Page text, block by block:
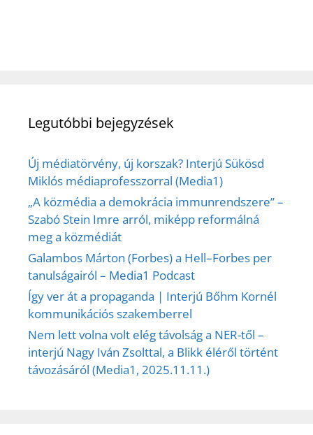
Legutóbbi bejegyzések
Új médiatörvény, új korszak? Interjú Sükösd
Miklós médiaprofesszorral (Media1)
„A közmédia a demokrácia immunrendszere” –
Szabó Stein Imre arról, miképp reformálná
meg a közmédiát
Galambos Márton (Forbes) a Hell–Forbes per
tanulságairól – Media1 Podcast
Így ver át a propaganda | Interjú Bőhm Kornél
kommunikációs szakemberrel
Nem lett volna volt elég távolság a NER-től –
interjú Nagy Iván Zsolttal, a Blikk éléről történt
távozásáról (Media1, 2025.11.11.)